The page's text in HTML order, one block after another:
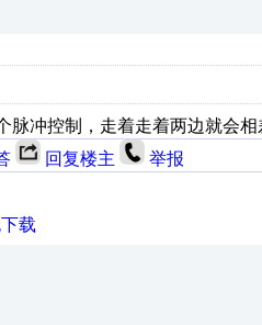
脉冲控制，走着走着两边就会
回复楼主 举报
载